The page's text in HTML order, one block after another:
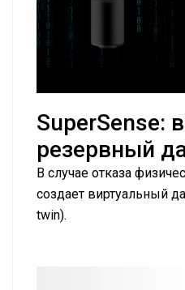
SuperSense:
резервный
В случае отказа
создает виртуальный
twin).